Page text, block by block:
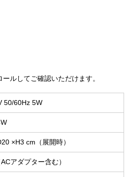
ルしてご確認いただけます。
50/60Hz 5W
×H3 cm（展開時）
アダプター含む）